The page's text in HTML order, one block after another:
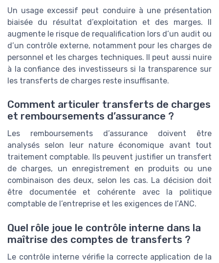
Un usage excessif peut conduire à une présentation
biaisée du résultat d’exploitation et des marges. Il
augmente le risque de requalification lors d’un audit ou
d’un contrôle externe, notamment pour les charges de
personnel et les charges techniques. Il peut aussi nuire
à la confiance des investisseurs si la transparence sur
les transferts de charges reste insuffisante.
Comment articuler transferts de charges
et remboursements d’assurance ?
Les remboursements d’assurance doivent être
analysés selon leur nature économique avant tout
traitement comptable. Ils peuvent justifier un transfert
de charges, un enregistrement en produits ou une
combinaison des deux, selon les cas. La décision doit
être documentée et cohérente avec la politique
comptable de l’entreprise et les exigences de l’ANC.
Quel rôle joue le contrôle interne dans la
maîtrise des comptes de transferts ?
Le contrôle interne vérifie la correcte application de la